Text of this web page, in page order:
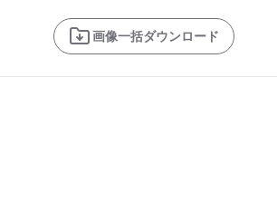
画像一括ダウンロード